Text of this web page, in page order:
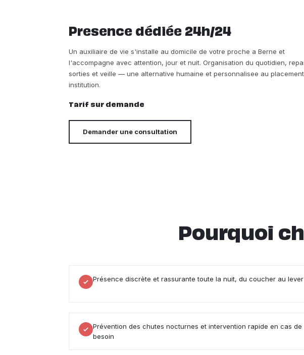
Presence dédiée 24h/24
Un auxiliaire de vie s'installe au domicile de votre proche a Berne et
l'accompagne avec attention, jour et nuit. Organisation du quotidien,
sorties et veille — une alternative humaine et personnalisee au
institution.
Tarif sur demande
Demander une consultation
Pourquoi
Présence discrète et rassurante toute la nuit, du coucher au lever
Prévention des chutes nocturnes et intervention rapide en cas de
besoin